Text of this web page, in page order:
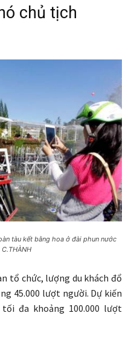
chủ tịch
tàu kết bằng hoa ở đài phun nước
tổ chức, lượng du khách đổ
45.000 lượt người. Dự kiến
đa khoảng 100.000 lượt